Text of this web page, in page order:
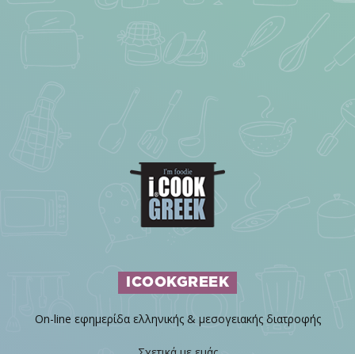
ICOOKGREEK
On-line εφημερίδα ελληνικής & μεσογειακής διατροφής